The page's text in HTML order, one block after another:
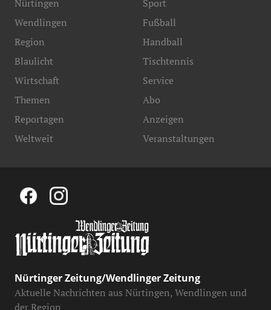
Nürtingen
Wendlingen
Region
Blaulicht
Sport
Fußball
Handball
Tischtennis
Wirtschaft
Themen
Reportagen
Weltweit
Service
Abo
Anzeigen
Veranstaltungen
Nürtinger Zeitung/Wendlinger Zeitung
Aktuelle Nachrichten aus Nürtingen, Wendlingen und
der Region